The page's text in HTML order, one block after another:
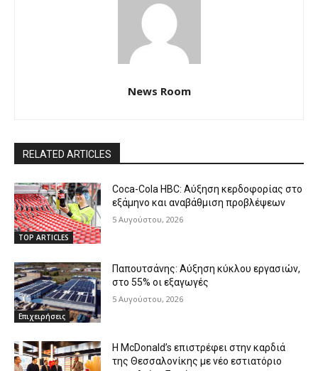
News Room
RELATED ARTICLES
TOP ARTICLES
Coca-Cola HBC: Αύξηση κερδοφορίας στο
εξάμηνο και αναβάθμιση προβλέψεων
5 Αυγούστου, 2026
Επιχειρήσεις
Παπουτσάνης: Αύξηση κύκλου εργασιών,
στο 55% οι εξαγωγές
5 Αυγούστου, 2026
Η McDonald’s επιστρέφει στην καρδιά
της Θεσσαλονίκης με νέο εστιατόριο